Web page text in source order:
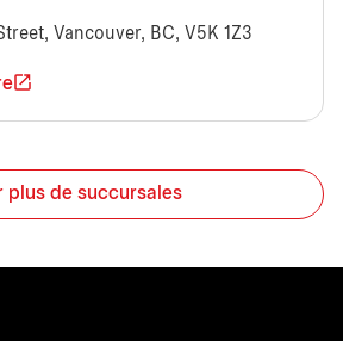
Vancouver, BC, V5K 1Z3
plus de succursales